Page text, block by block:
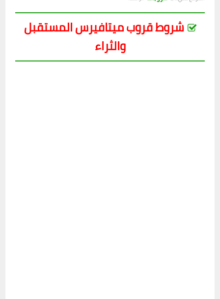
شروط قروب ميتافيرس المستقبل
والثراء